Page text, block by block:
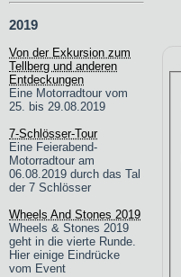
2019
Von der Exkursion zum
Tellberg und anderen
Entdeckungen
Eine Motorradtour vom
25. bis 29.08.2019
7-Schlösser-Tour
Eine Feierabend-
Motorradtour am
06.08.2019 durch das Tal
der 7 Schlösser
Wheels And Stones 2019
Wheels & Stones 2019
geht in die vierte Runde.
Hier einige Eindrücke
vom Event